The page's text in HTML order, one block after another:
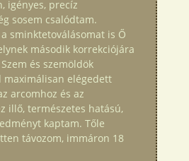
igényes, precíz
sosem csalódtam.
sminktetoválásomat is Ő
második korrekciójára
és szemöldök
maximálisan elégedett
arcomhoz és az
illő, természetes hatású,
kaptam. Tőle
távozom, immáron 18